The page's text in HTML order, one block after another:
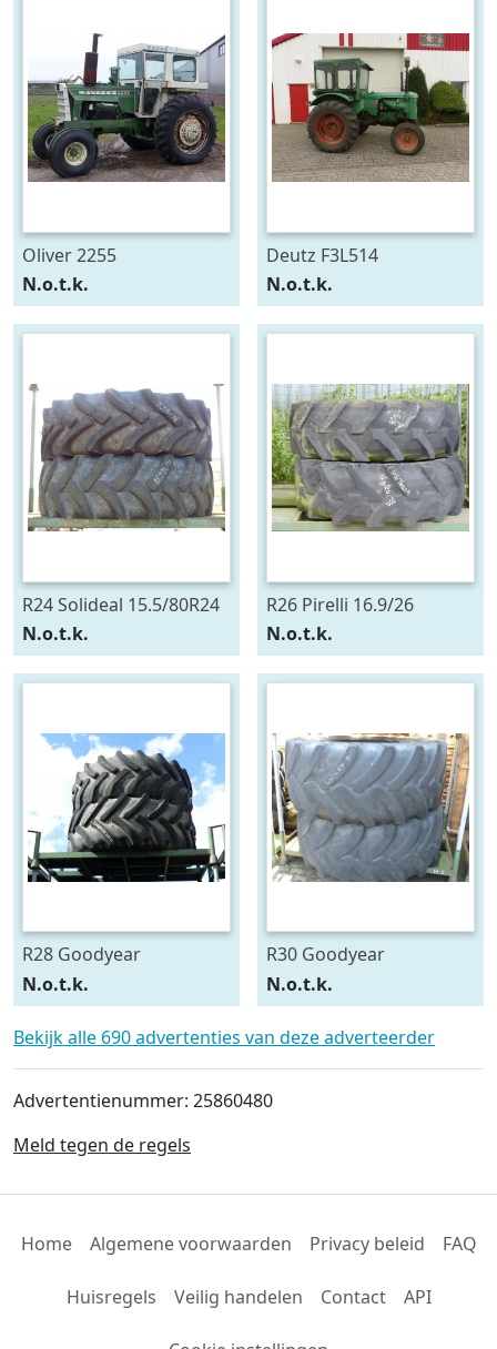
Oliver 2255
N.o.t.k.
Deutz F3L514
N.o.t.k.
R24 Solideal 15.5/80R24
N.o.t.k.
R26 Pirelli 16.9/26
N.o.t.k.
R28 Goodyear
540/75R28
N.o.t.k.
R30 Goodyear
600/70R30
N.o.t.k.
Bekijk alle 690 advertenties van deze adverteerder
Advertentienummer: 25860480
Meld tegen de regels
Home Algemene voorwaarden Privacy beleid FAQ
Huisregels Veilig handelen Contact API